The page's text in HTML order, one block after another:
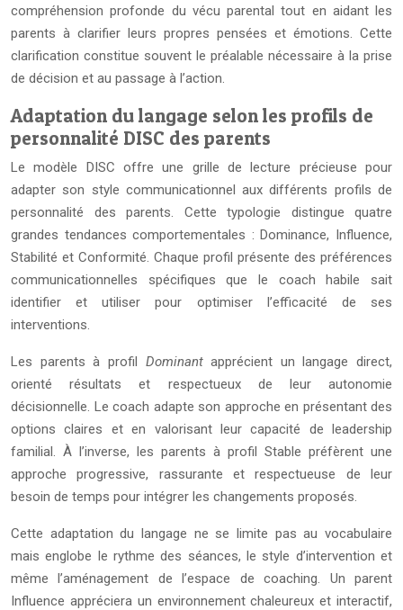
compréhension profonde du vécu parental tout en aidant les
parents à clarifier leurs propres pensées et émotions. Cette
clarification constitue souvent le préalable nécessaire à la prise
de décision et au passage à l’action.
Adaptation du langage selon les profils de
personnalité DISC des parents
Le modèle DISC offre une grille de lecture précieuse pour
adapter son style communicationnel aux différents profils de
personnalité des parents. Cette typologie distingue quatre
grandes tendances comportementales : Dominance, Influence,
Stabilité et Conformité. Chaque profil présente des préférences
communicationnelles spécifiques que le coach habile sait
identifier et utiliser pour optimiser l’efficacité de ses
interventions.
Les parents à profil Dominantapprécient un langage direct,
orienté résultats et respectueux de leur autonomie
décisionnelle. Le coach adapte son approche en présentant des
options claires et en valorisant leur capacité de leadership
familial. À l’inverse, les parents à profil Stable préfèrent une
approche progressive, rassurante et respectueuse de leur
besoin de temps pour intégrer les changements proposés.
Cette adaptation du langage ne se limite pas au vocabulaire
mais englobe le rythme des séances, le style d’intervention et
même l’aménagement de l’espace de coaching. Un parent
Influence appréciera un environnement chaleureux et interactif,